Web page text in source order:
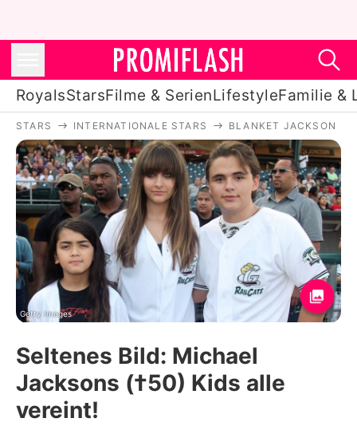
RoyalsStarsFilme & SerienLifestyleFamilie &
Royals
Stars
Filme & Serien
Lifestyle
Familie & Liebe
Promiflash Exklusiv
Alle Themen auf Promiflash
STARS INTERNATIONALE STARS BLANKET JACKSON
Getty Images
Seltenes Bild: Michael
Jacksons (†50) Kids alle
vereint!